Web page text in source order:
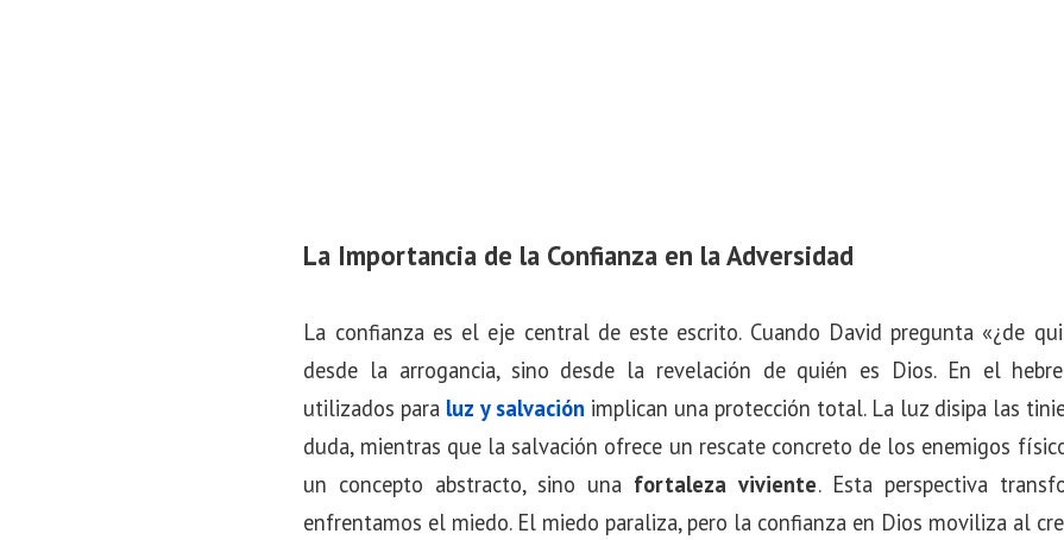
La Importancia de la Confianza en la Adversidad
La confianza es el eje central de este escrito. Cuando David pregunta «¿de
desde la arrogancia, sino desde la revelación de quién es Dios. En el
utilizados para luz y salvación implican una protección total. La luz disipa las
duda, mientras que la salvación ofrece un rescate concreto de los enemigos
un concepto abstracto, sino una fortaleza viviente. Esta perspectiva
enfrentamos el miedo. El miedo paraliza, pero la confianza en Dios moviliza al